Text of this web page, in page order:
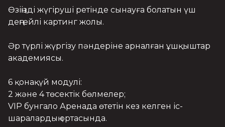
Өзіңізді жүгіруші ретінде сынауға болатын үш
деңгейлі картинг жолы.
Әр түрлі жүргізу пәндеріне арналған ұшқыштар
академиясы.
6 қонақүй модулі:
2 және 4 төсектік бөлмелер;
VIP бунгало Аренада өтетін кез келген іс-
шаралардың ортасында.